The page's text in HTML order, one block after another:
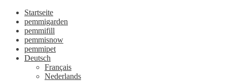
Startseite
pemmigarden
pemmifill
pemmisnow
pemmipet
Deutsch
Français
Nederlands